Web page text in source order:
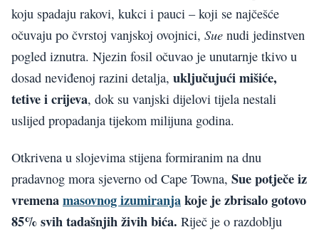
koju spadaju rakovi, kukci i pauci – koji se najčešće
očuvaju po čvrstoj vanjskoj ovojnici, Sue nudi jedinstven
pogled iznutra. Njezin fosil očuvao je unutarnje tkivo u
dosad neviđenoj razini detalja, uključujući mišiće,
tetive i crijeva, dok su vanjski dijelovi tijela nestali
uslijed propadanja tijekom milijuna godina.
Otkrivena u slojevima stijena formiranim na dnu
pradavnog mora sjeverno od Cape Towna, Sue potječe iz
vremenamasovnog izumiranjakoje je zbrisalo gotovo
85% svih tadašnjih živih bića. Riječ je o razdoblju